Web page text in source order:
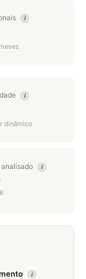
i
i
dinâmico
analisado i
i